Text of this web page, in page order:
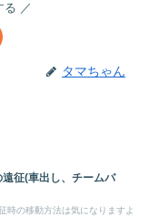
る
タマちゃん
征(車出し、チームバ
時の移動方法は気になりますよ